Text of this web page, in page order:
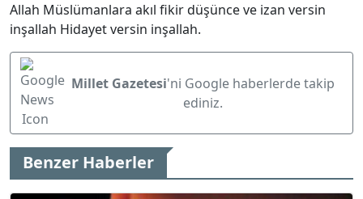
Allah Müslümanlara akıl fikir düşünce ve izan versin
inşallah Hidayet versin inşallah.
Millet Gazetesi'ni Google haberlerde takip
ediniz.
Benzer Haberler